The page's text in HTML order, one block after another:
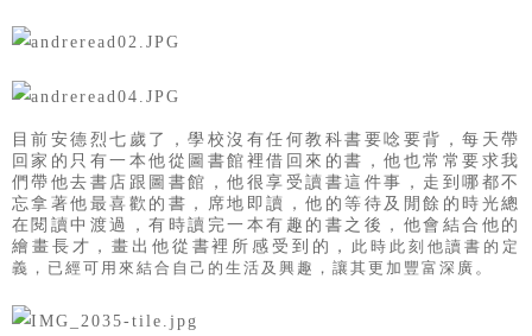
目前安德烈七歲了，學校沒有任何教科書要唸要背，每天帶
回家的只有一本他從圖書館裡借回來的書，他也常常要求我
們帶他去書店跟圖書館，他很享受讀書這件事，走到哪都不
忘拿著他最喜歡的書，席地即讀，他的等待及閒餘的時光總
在閱讀中渡過，有時讀完一本有趣的書之後，他會結合他的
繪畫長才，畫出他從書裡所感受到的， 此時此刻他讀書的定
義，已經可用來結合自己的生活及興趣，讓其更加豐富深廣 。